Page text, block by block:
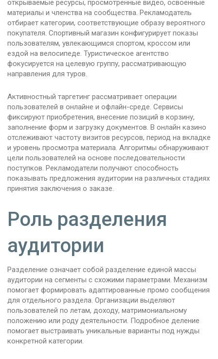
открываемые ресурсы, просмотренные видео, освоенные
материалы и членства на сообщества. Рекламодатель
отбирает категории, соответствующие образу вероятного
покупателя. Спортивный магазин конфигурирует показы
пользователям, увлекающимся спортом, кроссом или
ездой на велосипеде. Туристическое агентство
фокусируется на целевую группу, рассматривающую
направления для туров.
Активностный таргетинг рассматривает операции
пользователей в онлайне и офлайн-среде. Сервисы
фиксируют приобретения, внесение позиций в корзину,
заполнение форм и загрузку документов. В онлайн казино
отслеживают частоту визитов ресурсов, период на вкладке
и уровень просмотра материала. Алгоритмы обнаруживают
цели пользователей на основе последовательности
поступков. Рекламодатели получают способность
показывать предложения аудитории на различных стадиях
принятия заключения о заказе.
Роль разделения
аудитории
Разделение означает собой разделение единой массы
аудитории на сегменты с схожими параметрами. Механизм
помогает формировать адаптированные промо сообщения
для отдельного раздела. Организации выделяют
пользователей по летам, доходу, матримониальному
положению или роду деятельности. Подробное деление
помогает выстраивать уникальные варианты под нужды
конкретной категории.